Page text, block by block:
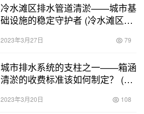
冷水滩区排水管道清淤——城市基
础设施的稳定守护者 (冷水滩区排
2023年3月27日 79
城市排水系统的支柱之一——箱涵
清淤的收费标准该如何制定？ (箱
2023年3月20日 108